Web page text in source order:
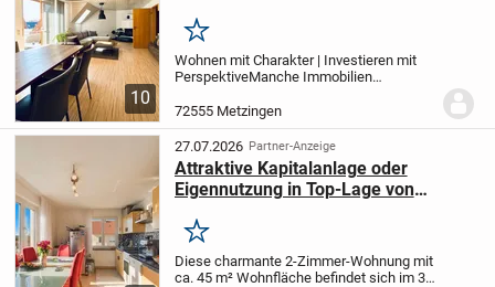
10
Merken
Wohnen mit Charakter | Investieren mit
PerspektiveManche Immobilien
durch ihre Lage. Diese
Maisonettewohnung begeistert durch
etwas viel Wertvolleres: ihren...
72555 Metzingen
27.07.2026 Partner-Anzeige
Attraktive Kapitalanlage oder
Eigennutzung in Top-Lage von
Merken
Diese charmante 2-Zimmer-Wohnung mit
ca. 45 m² Wohnfläche befindet sich im 3.